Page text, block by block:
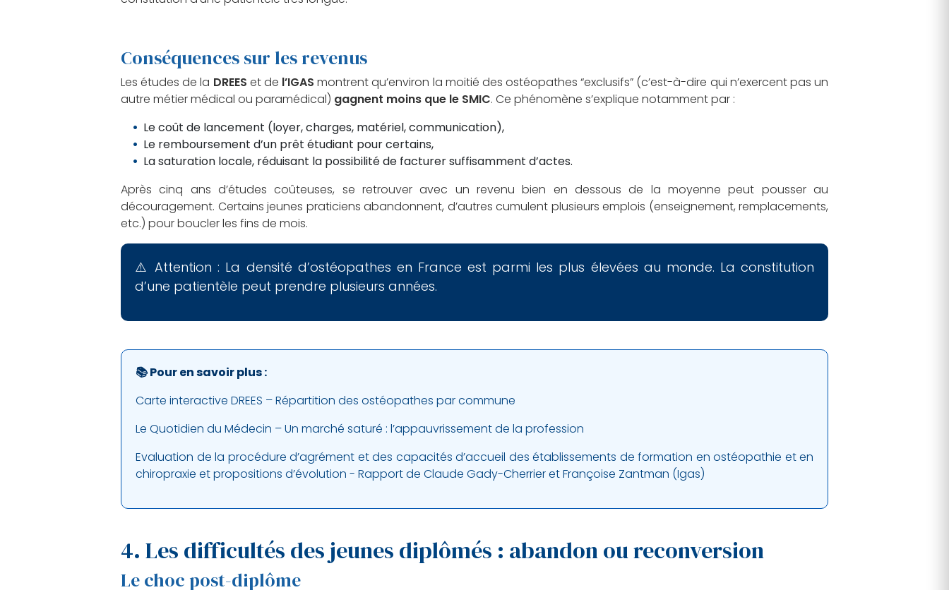
Conséquences sur les revenus
Les études de la DREES et de l’IGAS montrent qu’environ la moitié des ostéopathes “exclusifs” (c’est-à-dire qui n’exercent pas un
autre métier médical ou paramédical) gagnent moins que le SMIC. Ce phénomène s’explique notamment par :
Le coût de lancement (loyer, charges, matériel, communication),
Le remboursement d’un prêt étudiant pour certains,
La saturation locale, réduisant la possibilité de facturer suffisamment d’actes.
Après cinq ans d’études coûteuses, se retrouver avec un revenu bien en dessous de la moyenne peut pousser au
découragement. Certains jeunes praticiens abandonnent, d’autres cumulent plusieurs emplois (enseignement, remplacements,
etc.) pour boucler les fins de mois.
⚠️ Attention : La densité d’ostéopathes en France est parmi les plus élevées au monde. La constitution
d’une patientèle peut prendre plusieurs années.
📚 Pour en savoir plus :
Carte interactive DREES – Répartition des ostéopathes par commune
Le Quotidien du Médecin – Un marché saturé : l’appauvrissement de la profession
Evaluation de la procédure d’agrément et des capacités d’accueil des établissements de formation en ostéopathie et en
chiropraxie et propositions d’évolution - Rapport de Claude Gady-Cherrier et Françoise Zantman (Igas)
4. Les difficultés des jeunes diplômés : abandon ou reconversion
Le choc post-diplôme